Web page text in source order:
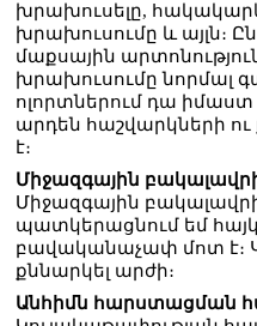
խրախուսելը,
խրախուսումը և այլն։
մաքսային
խրախուսումը նորմալ
ոլորտներում դա իմաստ
արդեն հաշվարկների
է։
Միջազգային
Միջազգային
պատկերացնում եմ
բավականաչափ մոտ է։
քննարկել արժի։
Անհիմն հարստացման